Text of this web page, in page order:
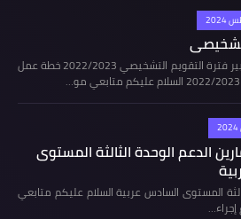
خطة عمل وتدبير فترة التقويم التشخيصي 2022/2023 خطة عمل
الدعم الوحدة الثالثة المستوى
المستوى السادس عربية السلام عليكم متابعي